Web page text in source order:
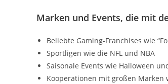
Marken und Events, die mit
Beliebte Gaming-Franchises wie
Sportligen wie die NFL und NBA
Saisonale Events wie Halloween
Kooperationen mit großen Marken